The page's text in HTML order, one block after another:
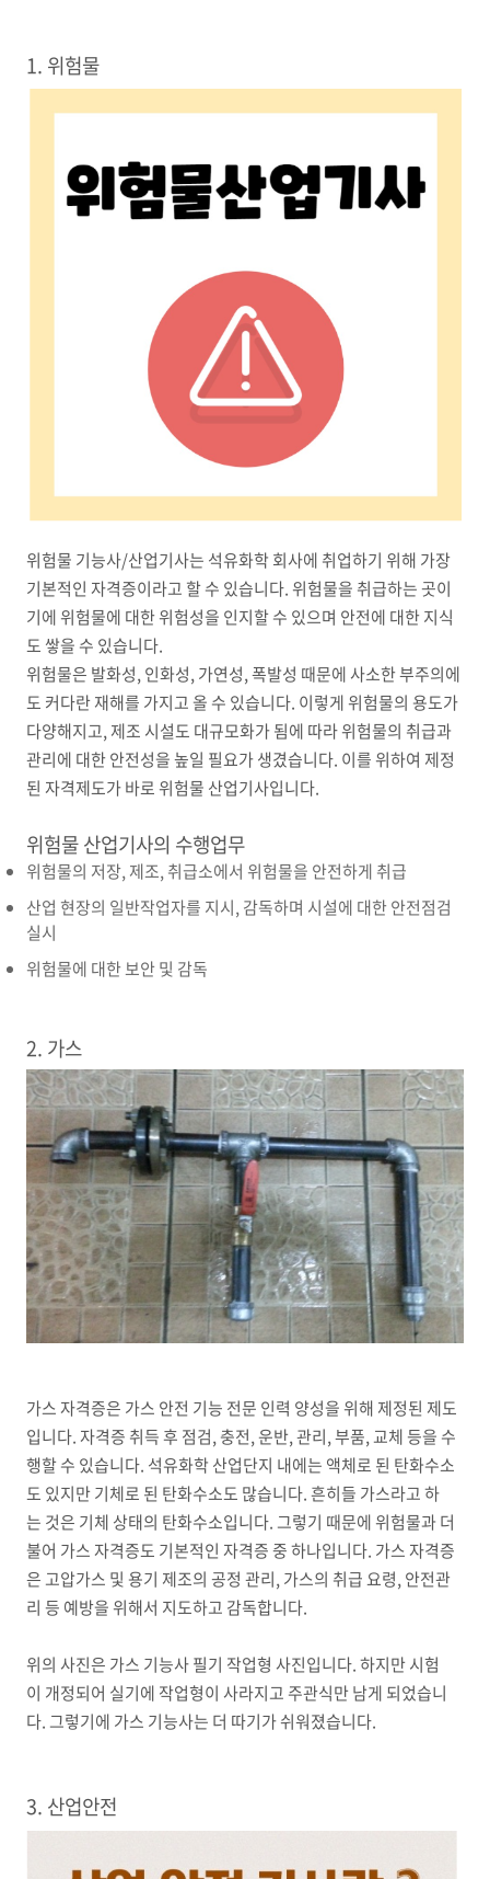
1. 위험물
위험물 기능사/산업기사는 석유화학 회사에 취업하기 위해 가장
기본적인 자격증이라고 할 수 있습니다. 위험물을 취급하는 곳이
기에 위험물에 대한 위험성을 인지할 수 있으며 안전에 대한 지식
도 쌓을 수 있습니다.
위험물은 발화성, 인화성, 가연성, 폭발성 때문에 사소한 부주의에
도 커다란 재해를 가지고 올 수 있습니다. 이렇게 위험물의 용도가
다양해지고, 제조 시설도 대규모화가 됨에 따라 위험물의 취급과
관리에 대한 안전성을 높일 필요가 생겼습니다. 이를 위하여 제정
된 자격제도가 바로 위험물 산업기사입니다.
위험물 산업기사의 수행업무
위험물의 저장, 제조, 취급소에서 위험물을 안전하게 취급
산업 현장의 일반작업자를 지시, 감독하며 시설에 대한 안전점검
실시
위험물에 대한 보안 및 감독
2. 가스
가스 자격증은 가스 안전 기능 전문 인력 양성을 위해 제정된 제도
입니다. 자격증 취득 후 점검, 충전, 운반, 관리, 부품, 교체 등을 수
행할 수 있습니다. 석유화학 산업단지 내에는 액체로 된 탄화수소
도 있지만 기체로 된 탄화수소도 많습니다. 흔히들 가스라고 하
는 것은 기체 상태의 탄화수소입니다. 그렇기 때문에 위험물과 더
불어 가스 자격증도 기본적인 자격증 중 하나입니다. 가스 자격증
은 고압가스 및 용기 제조의 공정 관리, 가스의 취급 요령, 안전관
리 등 예방을 위해서 지도하고 감독합니다.
위의 사진은 가스 기능사 필기 작업형 사진입니다. 하지만 시험
이 개정되어 실기에 작업형이 사라지고 주관식만 남게 되었습니
다. 그렇기에 가스 기능사는 더 따기가 쉬워졌습니다.
3. 산업안전